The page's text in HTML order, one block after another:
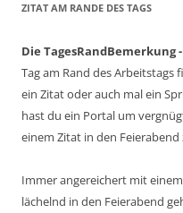
ZITAT AM RANDE DES TAGS
Die TagesRandBemerkung
Tag am Rand des
ein Zitat oder auch mal ein
hast du ein Portal um
einem Zitat in den Feierabend
Immer angereichert mit
lächelnd in den Feierabend